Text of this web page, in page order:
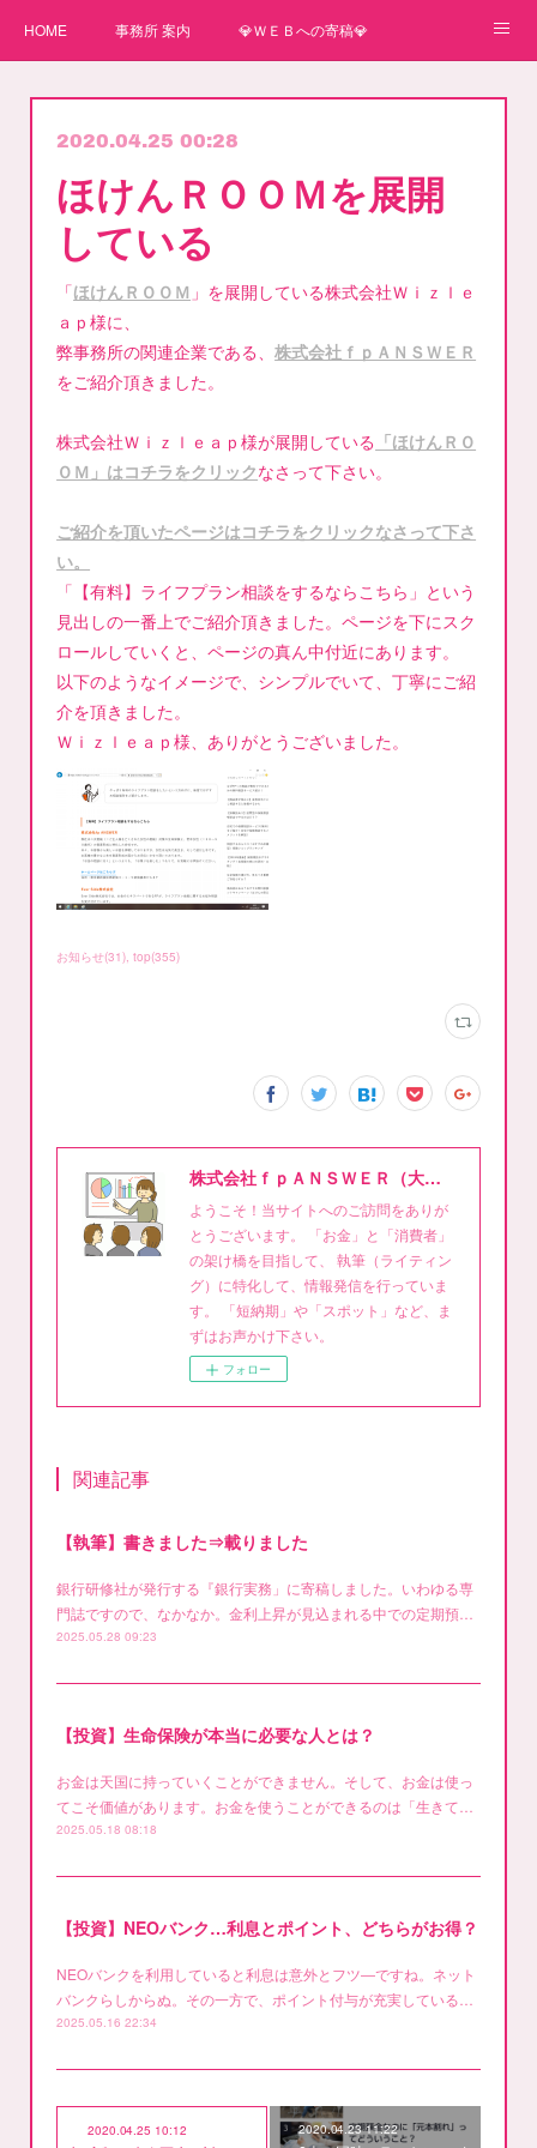
HOME 事務所 案内 💎ＷＥＢへの寄稿💎
弊事務所へのお問い合わせ講師
2020.04.25 00:28
ほけんＲＯＯＭを展開
している
「ほけんＲＯＯＭ 」を展開している株式会社Ｗｉｚｌｅ
ａｐ様に、
弊事務所の関連企業である、株式会社ｆｐＡＮＳＷＥＲ
をご紹介頂きました。
株式会社Ｗｉｚｌｅａｐ様が展開している 「ほけんＲＯ
ＯＭ」はコチラをクリックなさって下さい。
ご紹介を頂いたページはコチラをクリックなさって下さ
い。
「【有料】ライフプラン相談をするならこちら」という
見出しの一番上でご紹介頂きました。ページを下にスク
ロールしていくと、ページの真ん中付近にあります。
以下のようなイメージで、シンプルでいて、丁寧にご紹
介を頂きました。
Ｗｉｚｌｅａｐ様、ありがとうございました。
お知らせ(31) top(355)
株式会社ｆｐＡＮＳＷＥＲ（大泉稔1級FPライティング事務所）
ようこそ！当サイトへのご訪問をありが
とうございます。 「お金」と「消費者」
の架け橋を目指して、 執筆（ライティン
グ）に特化して、情報発信を行っていま
す。 「短納期」や「スポット」など、ま
ずはお声かけ下さい。
フォロー
関連記事
【執筆】書きました⇒載りました
銀行研修社が発行する『銀行実務」に寄稿しました。いわゆる専
門誌ですので、なかなか。金利上昇が見込まれる中での定期預…
2025.05.28 09:23
【投資】生命保険が本当に必要な人とは？
お金は天国に持っていくことができません。そして、お金は使っ
てこそ価値があります。お金を使うことができるのは「生きて…
2025.05.18 08:18
【投資】NEOバンク…利息とポイント、どちらがお得？
NEOバンクを利用していると利息は意外とフツ―ですね。ネット
バンクらしからぬ。その一方で、ポイント付与が充実している…
2025.05.16 22:34
2020.04.25 10:12 2020.04.23 11:22